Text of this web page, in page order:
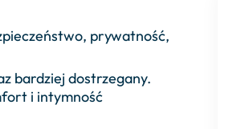
prywatność,
bardziej dostrzegany.
i intymność